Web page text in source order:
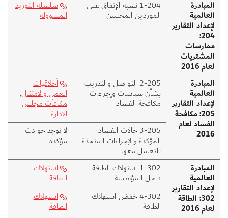
المبادرة
العالمية
لإعداد التقارير
204:
ممارسات
المشتريات
لعام 2016
204‑1 نسبة الإنفاق على
الموردين المحليين
سلسلة التوريد
المسؤولة
المبادرة
العالمية
لإعداد التقارير
205: مكافحة
الفساد لعام
2016
205‑2 التواصل والتدريب
بشأن سياسات وإجراءات
مكافحة الفساد
أخلاقيات
العمل والامتثال,
مكافآت مجلس
الإدارة
205‑3 حالات الفساد
المؤكدة والإجراءات المتخذة
للتعامل معها
لا توجد حوادث
مؤكدة
المبادرة
العالمية
لإعداد التقارير
302: الطاقة
لعام 2016
302‑1 استهلاك الطاقة
داخل المؤسسة
استهلاك
الطاقة
302‑4 خفض استهلاك
الطاقة
استهلاك
الطاقة